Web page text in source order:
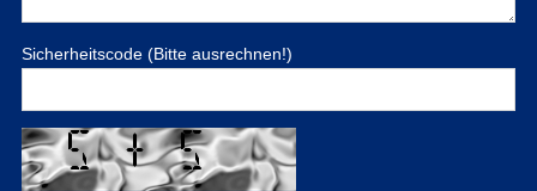
Sicherheitscode (Bitte ausrechnen!)